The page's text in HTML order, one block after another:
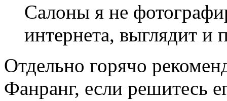
Салоны я не
интернета, выглядит и
Отдельно горячо
Фанранг, если решитесь